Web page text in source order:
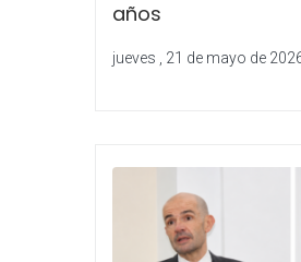
años
jueves , 21 de mayo de